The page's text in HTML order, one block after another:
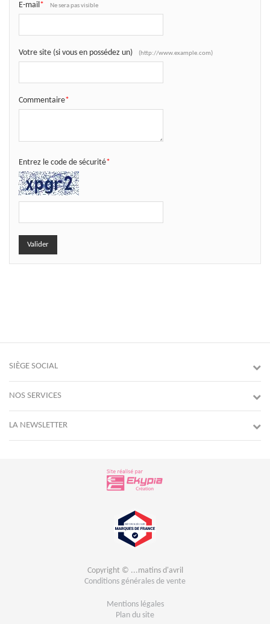
E-mail* Ne sera pas visible
Votre site (si vous en possédez un) (http://www.example.com)
Commentaire*
Entrez le code de sécurité*
SIÈGE SOCIAL
NOS SERVICES
LA NEWSLETTER
Copyright © ...matins d'avril
Conditions générales de vente
Mentions légales
Plan du site